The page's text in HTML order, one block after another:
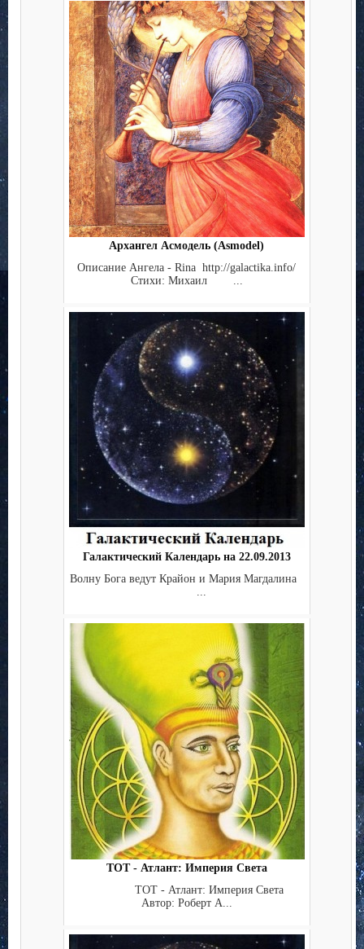
Архангел Асмодель (Asmodel)
Описание Ангела - Rina http://galactika.info/
Стихи: Михаил ...
Галактический Календарь на 22.09.2013
Волну Бога ведут Крайон и Мария Магдалина
ТОТ - Атлант: Империя Света
ТОТ - Атлант: Империя Света
Автор: Роберт А...